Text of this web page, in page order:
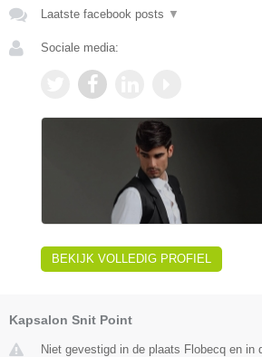
Laatste facebook posts ▼
Sociale media:
BEKIJK VOLLEDIG PROFIEL
Kapsalon Snit Point
Niet gevestigd in de plaats Flobecq en in